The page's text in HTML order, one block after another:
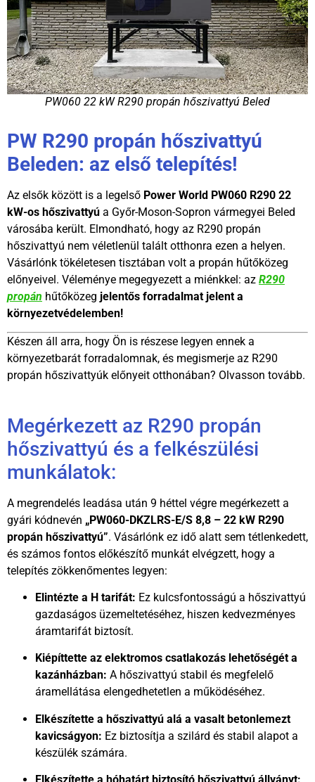
PW060 22 kW R290 propán hőszivattyú Beled
PW R290 propán hőszivattyú
Beleden: az első telepítés!
Az elsők között is a legelső Power World PW060 R290 22
kW-os hőszivattyú a Győr-Moson-Sopron vármegyei Beled
városába került. Elmondható, hogy az R290 propán
hőszivattyú nem véletlenül talált otthonra ezen a helyen.
Vásárlónk tökéletesen tisztában volt a propán hűtőközeg
előnyeivel. Véleménye megegyezett a miénkkel: az R290
propán hűtőközeg jelentős forradalmat jelent a
környezetvédelemben!
Készen áll arra, hogy Ön is részese legyen ennek a
környezetbarát forradalomnak, és megismerje az R290
propán hőszivattyúk előnyeit otthonában? Olvasson tovább.
Megérkezett az R290 propán
hőszivattyú és a felkészülési
munkálatok:
A megrendelés leadása után 9 héttel végre megérkezett a
gyári kódnevén „PW060-DKZLRS-E/S 8,8 – 22 kW R290
propán hőszivattyú”. Vásárlónk ez idő alatt sem tétlenkedett,
és számos fontos előkészítő munkát elvégzett, hogy a
telepítés zökkenőmentes legyen:
Elintézte a H tarifát: Ez kulcsfontosságú a hőszivattyú
gazdaságos üzemeltetéséhez, hiszen kedvezményes
áramtarifát biztosít.
Kiépíttette az elektromos csatlakozás lehetőségét a
kazánházban: A hőszivattyú stabil és megfelelő
áramellátása elengedhetetlen a működéséhez.
Elkészítette a hőszivattyú alá a vasalt betonlemezt
kavicságyon: Ez biztosítja a szilárd és stabil alapot a
készülék számára.